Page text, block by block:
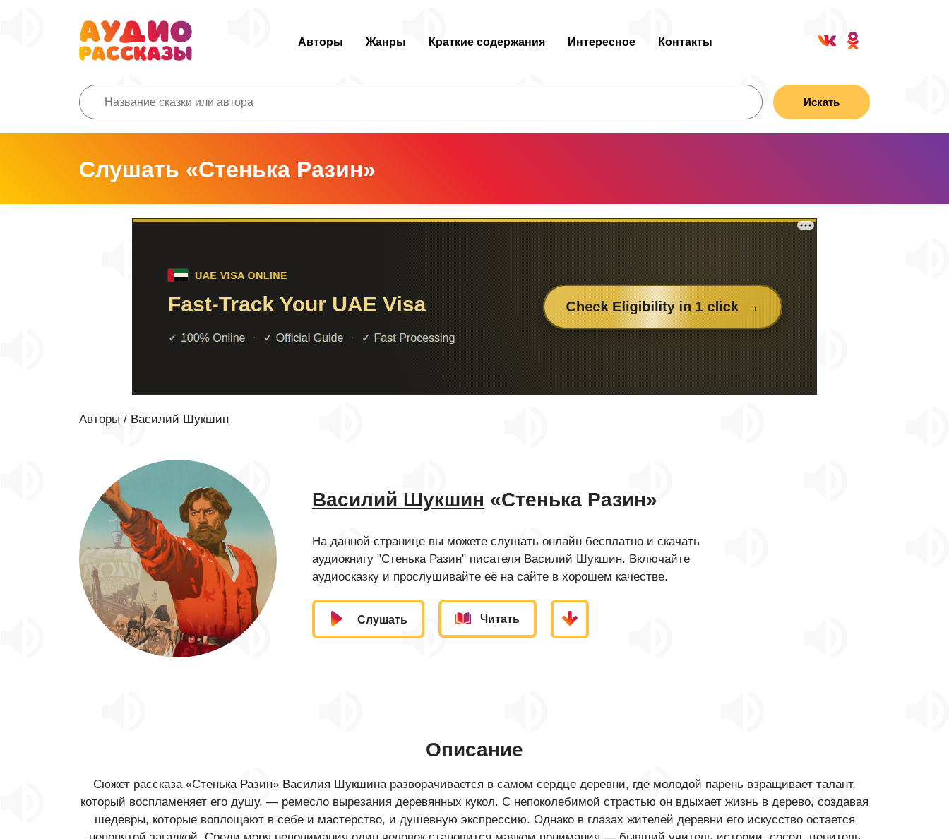
Авторы Жанры Краткие содержания Интересное Контакты
Искать
Слушать «Стенька Разин»
Авторы / Василий Шукшин
Василий Шукшин «Стенька Разин»
На данной странице вы можете слушать онлайн бесплатно и скачать
аудиокнигу "Стенька Разин" писателя Василий Шукшин. Включайте
аудиосказку и прослушивайте её на сайте в хорошем качестве.
Слушать Читать
Описание
Сюжет рассказа «‎Стенька Разин» Василия Шукшина разворачивается в самом сердце деревни, где молодой парень взращивает талант,
который воспламеняет его душу, — ремесло вырезания деревянных кукол. С непоколебимой страстью он вдыхает жизнь в дерево, создавая
шедевры, которые воплощают в себе и мастерство, и душевную экспрессию. Однако в глазах жителей деревни его искусство остается